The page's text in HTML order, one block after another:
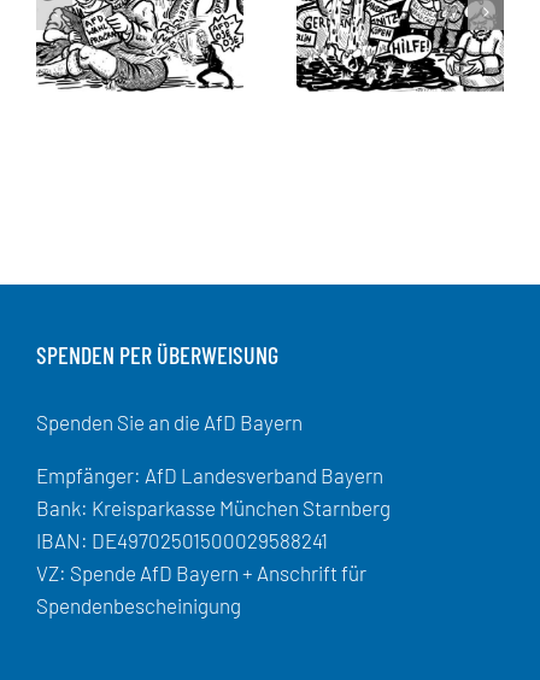
SPENDEN PER ÜBERWEISUNG
Spenden Sie an die AfD Bayern
Empfänger: AfD Landesverband Bayern
Bank: Kreisparkasse München Starnberg
IBAN: DE49702501500029588241
VZ: Spende AfD Bayern + Anschrift für
Spendenbescheinigung